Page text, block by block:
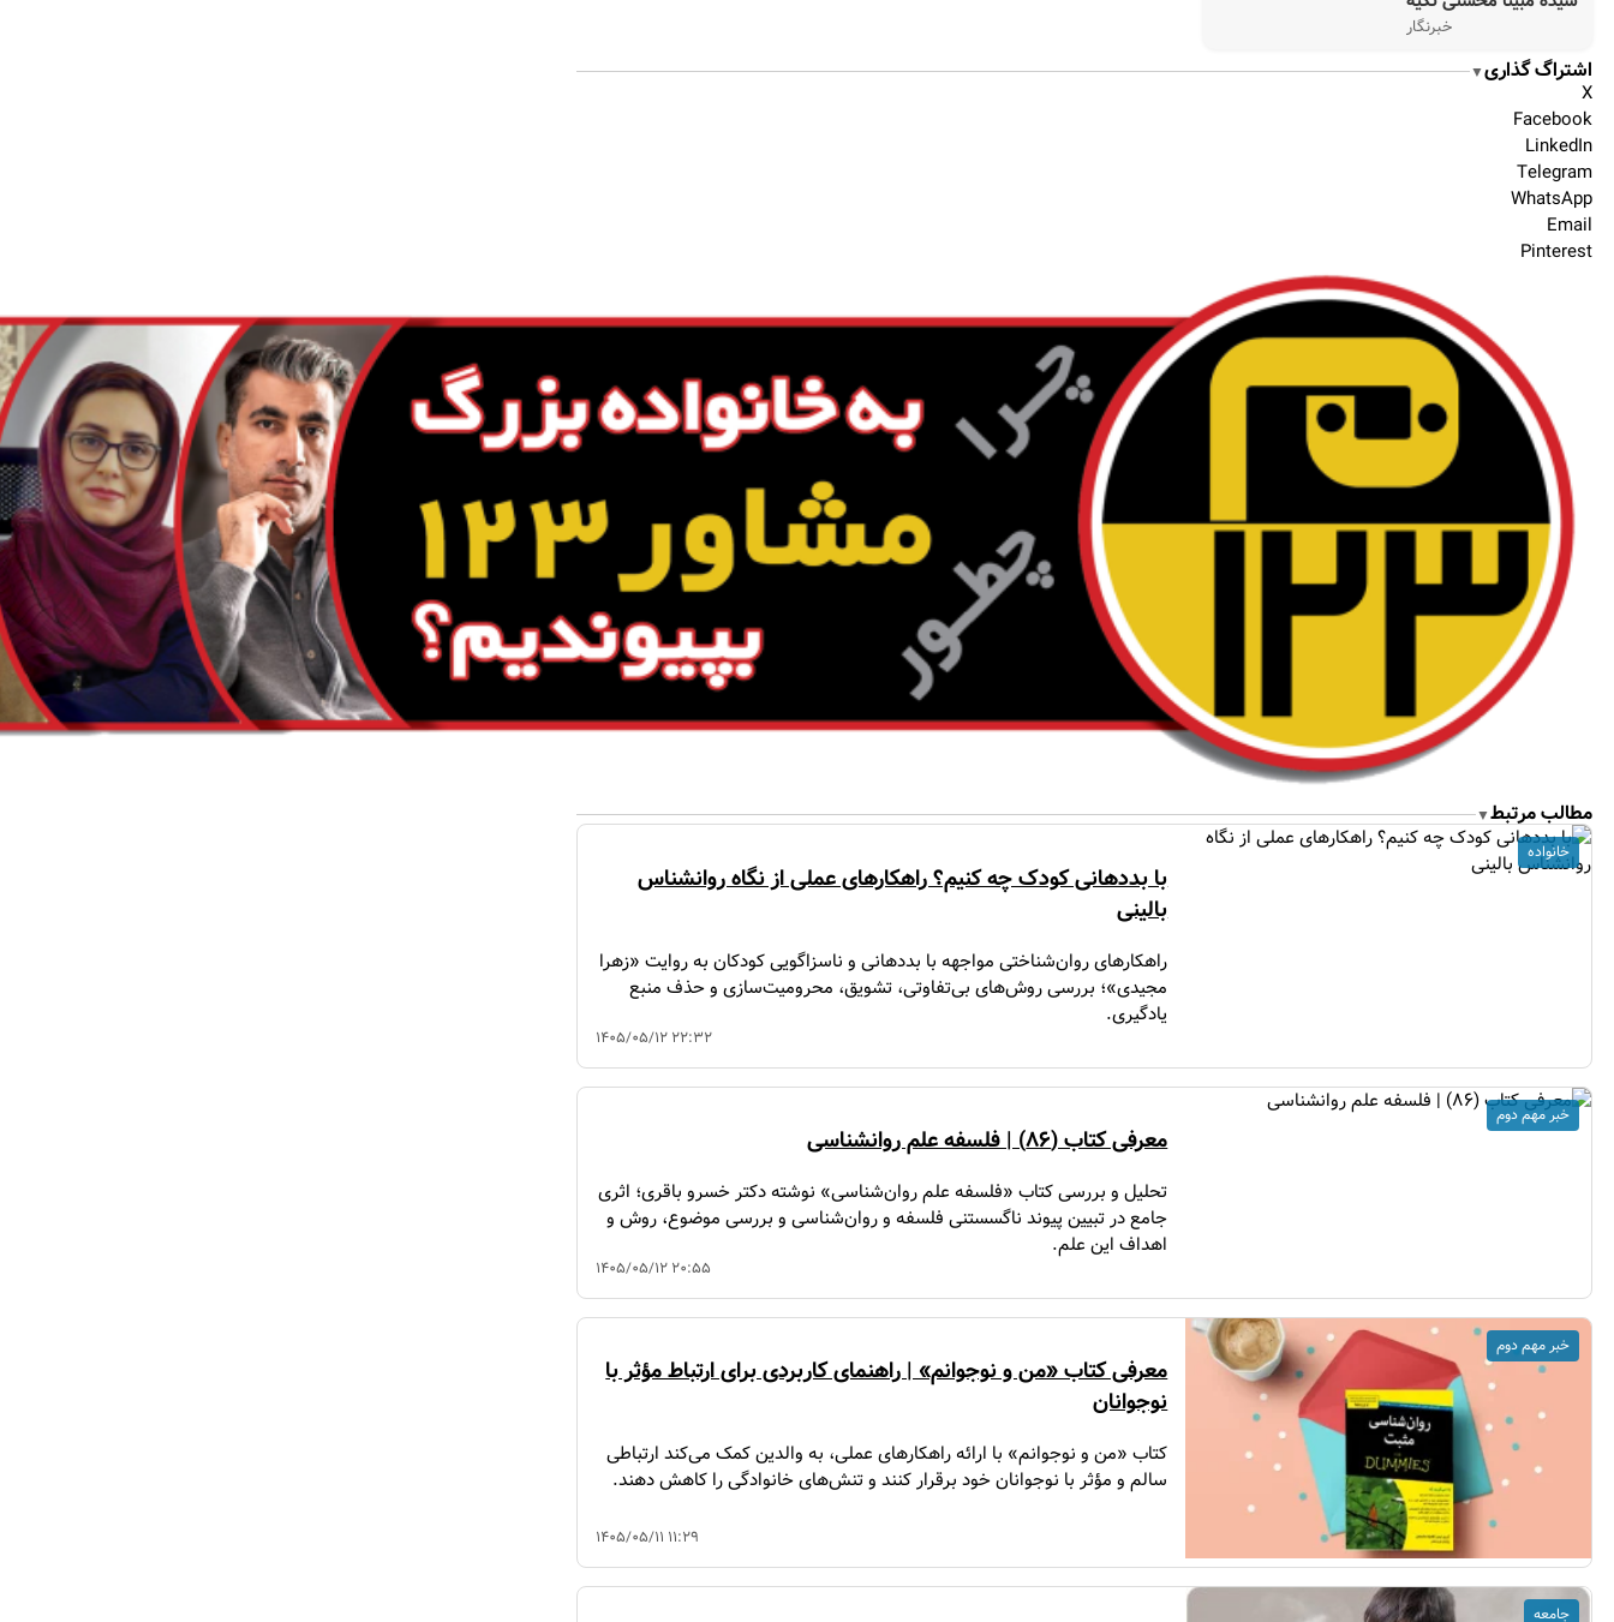
خبرنگار
اشتراگ گذاری▼
X
Facebook
LinkedIn
Telegram
WhatsApp
Email
Pinterest
مطالب مرتبط▼
با بددهانی کودک چه کنیم؟ راهکارهای عملی از نگاه روانشناس
بالینی
راهکارهای روان‌شناختی مواجهه با بددهانی و ناسزاگویی کودکان به روایت «زهرا
مجیدی»؛ بررسی روش‌های بی‌تفاوتی، تشویق، محرومیت‌سازی و حذف منبع
یادگیری.
۱۴۰۵/۰۵/۱۲ ۲۲:۳۲
خانواده
معرفی کتاب (۸۶) | فلسفه علم روانشناسی
تحلیل و بررسی کتاب «فلسفه علم روان‌شناسی» نوشته دکتر خسرو باقری؛ اثری
جامع در تبیین پیوند ناگسستنی فلسفه و روان‌شناسی و بررسی موضوع، روش و
اهداف این علم.
۱۴۰۵/۰۵/۱۲ ۲۰:۵۵
خبر مهم دوم
معرفی کتاب «من و نوجوانم» | راهنمای کاربردی برای ارتباط مؤثر با
نوجوانان
کتاب «من و نوجوانم» با ارائه راهکارهای عملی، به والدین کمک می‌کند ارتباطی
سالم و مؤثر با نوجوانان خود برقرار کنند و تنش‌های خانوادگی را کاهش دهند.
۱۴۰۵/۰۵/۱۱ ۱۱:۲۹
خبر مهم دوم
جامعه